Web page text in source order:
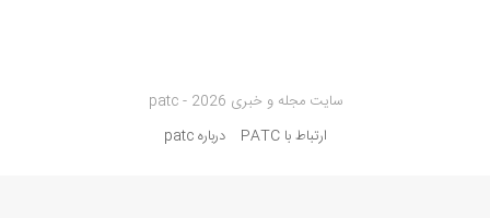
سایت مجله و خبری patc - 2026
ارتباط با PATC
درباره patc